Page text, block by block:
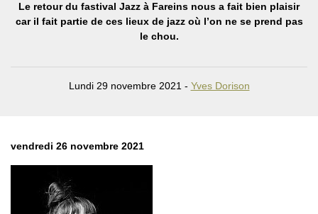
Le retour du fastival Jazz à Fareins nous a fait bien plaisir
car il fait partie de ces lieux de jazz où l’on ne se prend pas
le chou.
Lundi 29 novembre 2021 - Yves Dorison
vendredi 26 novembre 2021